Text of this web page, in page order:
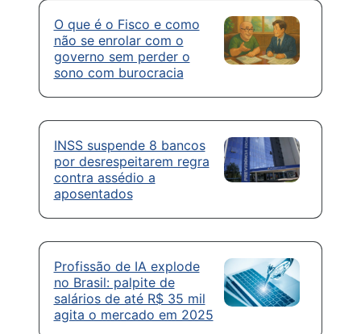
O que é o Fisco e como
não se enrolar com o
governo sem perder o
sono com burocracia
INSS suspende 8 bancos
por desrespeitarem regra
contra assédio a
aposentados
Profissão de IA explode
no Brasil: palpite de
salários de até R$ 35 mil
agita o mercado em 2025